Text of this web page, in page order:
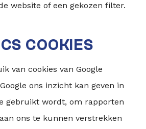
website of een gekozen filter.
COOKIES
van cookies van Google
ons inzicht kan geven in
gebruikt wordt, om rapporten
ons te kunnen verstrekken